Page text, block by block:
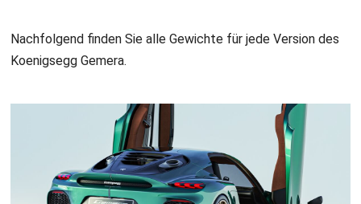
Nachfolgend finden Sie alle Gewichte für jede Version des
Koenigsegg Gemera.